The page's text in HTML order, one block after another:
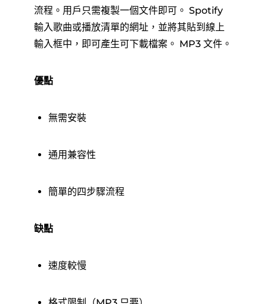
流程。用戶只需複製一個文件即可。 Spotify
輸入歌曲或播放清單的網址，並將其貼到線上
輸入框中，即可產生可下載檔案。 MP3 文件。
優點
無需安裝
通用兼容性
簡單的四步驟流程
缺點
速度較慢